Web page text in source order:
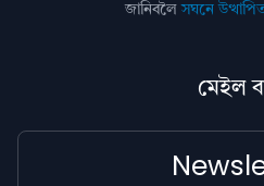
জানিবলৈসঘনে
মেইল